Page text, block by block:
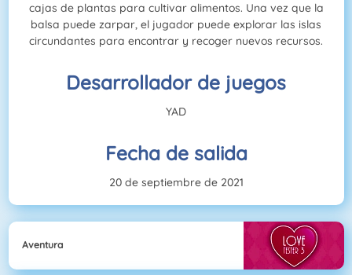
cajas de plantas para cultivar alimentos. Una vez que la
balsa puede zarpar, el jugador puede explorar las islas
circundantes para encontrar y recoger nuevos recursos.
Desarrollador de juegos
YAD
Fecha de salida
20 de septiembre de 2021
Aventura